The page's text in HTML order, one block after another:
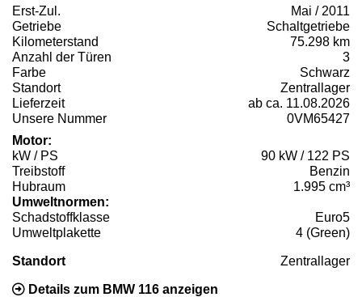
Erst-Zul.
Mai / 2011
Getriebe
Schaltgetriebe
Kilometerstand
75.298 km
Anzahl der Türen
3
Farbe
Schwarz
Standort
Zentrallager
Lieferzeit
ab ca. 11.08.2026
Unsere Nummer
0VM65427
Motor:
kW / PS
90 kW / 122 PS
Treibstoff
Benzin
Hubraum
1.995 cm³
Umweltnormen:
Schadstoffklasse
Euro5
Umweltplakette
4 (Green)
Standort Zentrallager
Details zum BMW 116 anzeigen